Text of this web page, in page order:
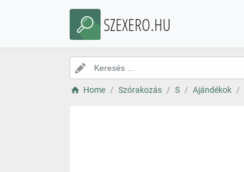
SZEXERO.HU
Home Szórakozás S Ajándékok